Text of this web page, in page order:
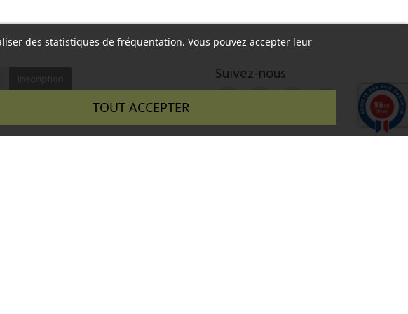
des statistiques de fréquentation. Vous pouvez accepter leur
TOUT ACCEPTER
Suivez-nous
9.6 /10
346 avis